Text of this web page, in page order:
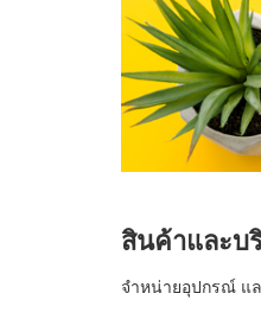
สินค้าและบ
จำหน่ายอุปกรณ์ แ